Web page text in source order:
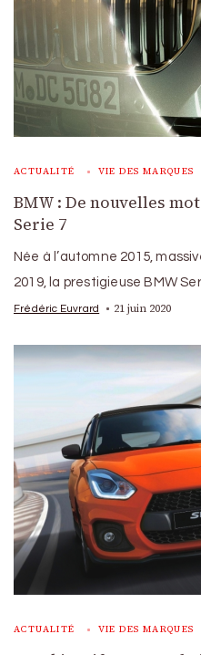
ACTUALITÉ VIE DES MARQUES
BMW : De nouvelles
Serie 7
Née à l’automne 2015,
2019, la prestigieuse BMW
Frédéric Euvrard 21 juin 2020
ACTUALITÉ VIE DES MARQUES